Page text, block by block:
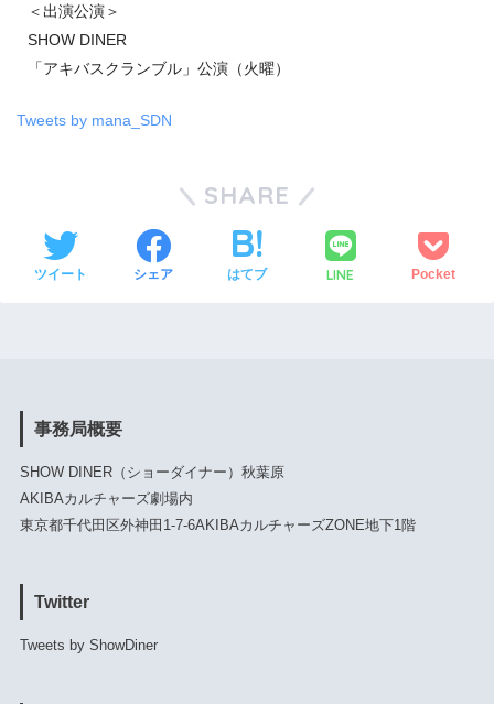
＜出演公演＞
SHOW DINER
「アキバスクランブル」公演（火曜）
Tweets by mana_SDN
SHARE
ツイート シェア はてブ LINE Pocket
事務局概要
SHOW DINER（ショーダイナー）秋葉原
AKIBAカルチャーズ劇場内
東京都千代田区外神田1-7-6AKIBAカルチャーズZONE地下1階
Twitter
Tweets by ShowDiner